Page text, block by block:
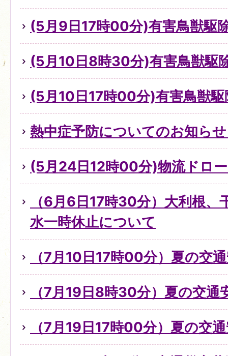
(5月9日17時00分)有害鳥獣駆
(5月10日8時30分)有害鳥獣駆
(5月10日17時00分)有害鳥獣
熱中症予防についてのお知ら
(5月24日12時00分)物流ドロ
（6月6日17時30分）大利根、
水一時休止について
（7月10日17時00分）夏の交
（7月19日8時30分）夏の交通
（7月19日17時00分）夏の交